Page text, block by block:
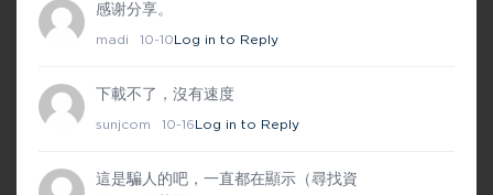
感谢分享。
madi 10-10Log in to Reply
下載不了，沒有速度
sunjcom 10-16Log in to Reply
這是騙人的吧，一直都在顯示（尋找資